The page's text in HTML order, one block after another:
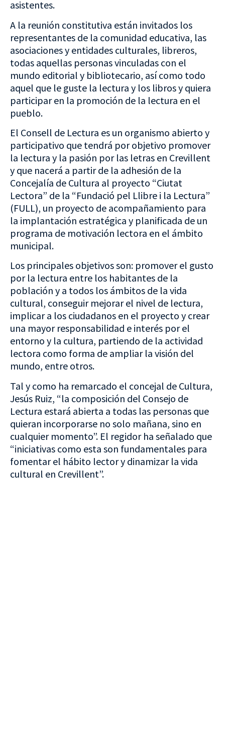
asistentes.
A la reunión constitutiva están invitados los
representantes de la comunidad educativa, las
asociaciones y entidades culturales, libreros,
todas aquellas personas vinculadas con el
mundo editorial y bibliotecario, así como todo
aquel que le guste la lectura y los libros y quiera
participar en la promoción de la lectura en el
pueblo.
El Consell de Lectura es un organismo abierto y
participativo que tendrá por objetivo promover
la lectura y la pasión por las letras en Crevillent
y que nacerá a partir de la adhesión de la
Concejalía de Cultura al proyecto “Ciutat
Lectora” de la “Fundació pel Llibre i la Lectura”
(FULL), un proyecto de acompañamiento para
la implantación estratégica y planificada de un
programa de motivación lectora en el ámbito
municipal.
Los principales objetivos son: promover el gusto
por la lectura entre los habitantes de la
población y a todos los ámbitos de la vida
cultural, conseguir mejorar el nivel de lectura,
implicar a los ciudadanos en el proyecto y crear
una mayor responsabilidad e interés por el
entorno y la cultura, partiendo de la actividad
lectora como forma de ampliar la visión del
mundo, entre otros.
Tal y como ha remarcado el concejal de Cultura,
Jesús Ruiz, “la composición del Consejo de
Lectura estará abierta a todas las personas que
quieran incorporarse no solo mañana, sino en
cualquier momento”. El regidor ha señalado que
“iniciativas como esta son fundamentales para
fomentar el hábito lector y dinamizar la vida
cultural en Crevillent”.